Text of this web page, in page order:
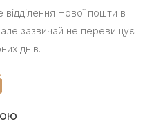
Нової пошти в
але зазвичай не перевищує
днів.